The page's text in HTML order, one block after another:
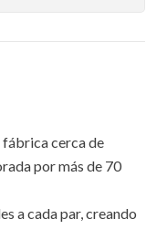
fábrica cerca de
por más de 70
a cada par, creando